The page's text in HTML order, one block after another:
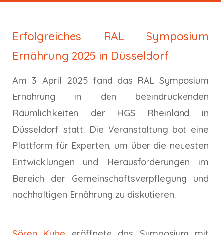
Erfolgreiches RAL Symposium
Ernährung 2025 in Düsseldorf
Am 3. April 2025 fand das RAL Symposium
Ernährung in den beeindruckenden
Räumlichkeiten der HGS Rheinland in
Düsseldorf statt. Die Veranstaltung bot eine
Plattform für Experten, um über die neuesten
Entwicklungen und Herausforderungen im
Bereich der Gemeinschaftsverpflegung und
nachhaltigen Ernährung zu diskutieren.